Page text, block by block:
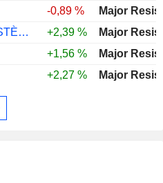
-0,89 %
Major
DASSAULT SYSTÈMES SE +2,39 %
Major
+1,56 %
Major
+2,27 % Major